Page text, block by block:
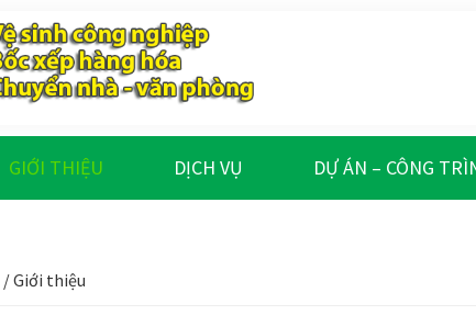
GIỚI THIỆU DỊCH VỤ DỰ ÁN – CÔNG
/Giới thiệu